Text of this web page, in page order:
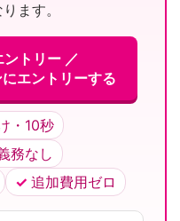
ます。
トリー ／
エントリーする
・10秒
務なし
追加費用ゼロ